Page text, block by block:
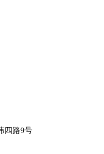
四路9号